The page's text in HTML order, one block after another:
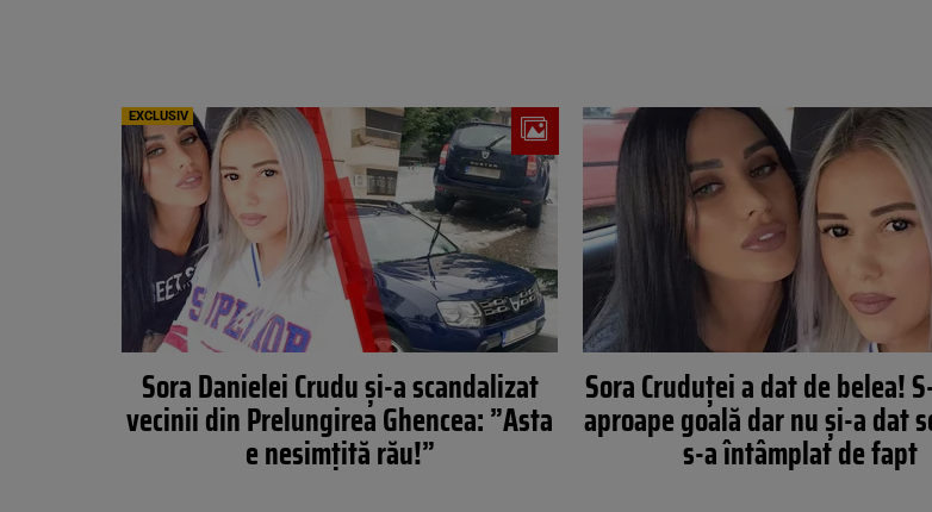
EXCLUSIV
Sora Danielei Crudu și-a scandalizat
vecinii din Prelungirea Ghencea: ”Asta
e nesimțită rău!”
Sora Cruduţei a dat de belea!
aproape goală dar nu şi-a dat
s-a întâmplat de fapt